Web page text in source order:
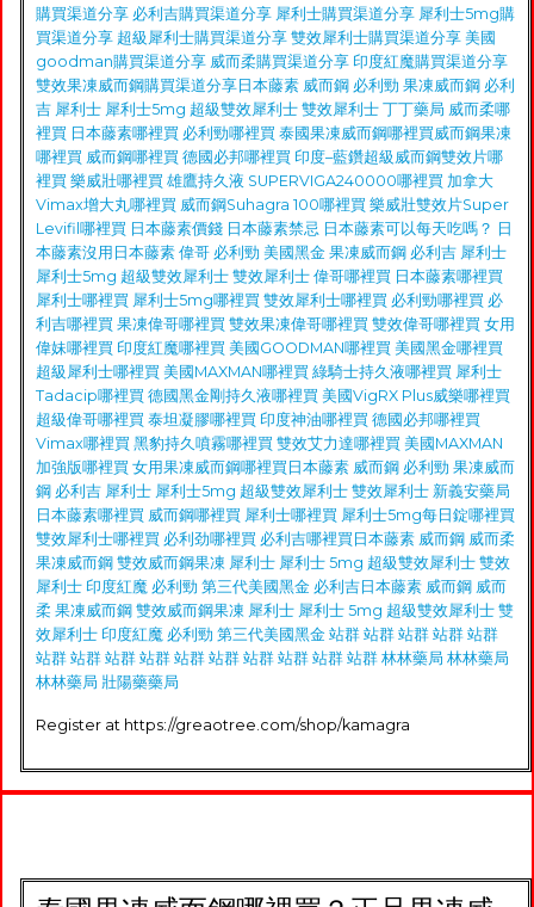
購買渠道分享 必利吉購買渠道分享 犀利士購買渠道分享 犀利士5mg購
買渠道分享 超級犀利士購買渠道分享 雙效犀利士購買渠道分享 美國
goodman購買渠道分享 威而柔購買渠道分享 印度紅魔購買渠道分享
雙效果凍威而鋼購買渠道分享 日本藤素 威而鋼 必利勁 果凍威而鋼 必利
吉 犀利士 犀利士5mg 超級雙效犀利士 雙效犀利士 丁丁藥局 威而柔哪
裡買 日本藤素哪裡買 必利勁哪裡買 泰國果凍威而鋼哪裡買威而鋼果凍
哪裡買 威而鋼哪裡買 德國必邦哪裡買 印度–藍鑽超級威而鋼雙效片哪
裡買 樂威壯哪裡買 雄鷹持久液 SUPERVIGA240000哪裡買 加拿大
Vimax增大丸哪裡買 威而鋼Suhagra 100哪裡買 樂威壯雙效片Super
Levifil哪裡買 日本藤素價錢 日本藤素禁忌 日本藤素可以每天吃嗎？ 日
本藤素沒用 日本藤素 偉哥 必利勁 美國黑金 果凍威而鋼 必利吉 犀利士
犀利士5mg 超級雙效犀利士 雙效犀利士 偉哥哪裡買 日本藤素哪裡買
犀利士哪裡買 犀利士5mg哪裡買 雙效犀利士哪裡買 必利勁哪裡買 必
利吉哪裡買 果凍偉哥哪裡買 雙效果凍偉哥哪裡買 雙效偉哥哪裡買 女用
偉妹哪裡買 印度紅魔哪裡買 美國GOODMAN哪裡買 美國黑金哪裡買
超級犀利士哪裡買 美國MAXMAN哪裡買 綠騎士持久液哪裡買 犀利士
Tadacip哪裡買 德國黑金剛持久液哪裡買 美國VigRX Plus威樂哪裡買
超級偉哥哪裡買 泰坦凝膠哪裡買 印度神油哪裡買 德國必邦哪裡買
Vimax哪裡買 黑豹持久噴霧哪裡買 雙效艾力達哪裡買 美國MAXMAN
加強版哪裡買 女用果凍威而鋼哪裡買 日本藤素 威而鋼 必利勁 果凍威而
鋼 必利吉 犀利士 犀利士5mg 超級雙效犀利士 雙效犀利士 新義安藥局
日本藤素哪裡買 威而鋼哪裡買 犀利士哪裡買 犀利士5mg每日錠哪裡買
雙效犀利士哪裡買 必利劲哪裡買 必利吉哪裡買 日本藤素 威而鋼 威而柔
果凍威而鋼 雙效威而鋼果凍 犀利士 犀利士 5mg 超級雙效犀利士 雙效
犀利士 印度紅魔 必利勁 第三代美國黑金 必利吉 日本藤素 威而鋼 威而
柔 果凍威而鋼 雙效威而鋼果凍 犀利士 犀利士 5mg 超級雙效犀利士 雙
效犀利士 印度紅魔 必利勁 第三代美國黑金 站群 站群 站群 站群 站群
站群 站群 站群 站群 站群 站群 站群 站群 站群 站群 林林藥局 林林藥局
林林藥局 壯陽藥藥局
Register at https://greaotree.com/shop/kamagra